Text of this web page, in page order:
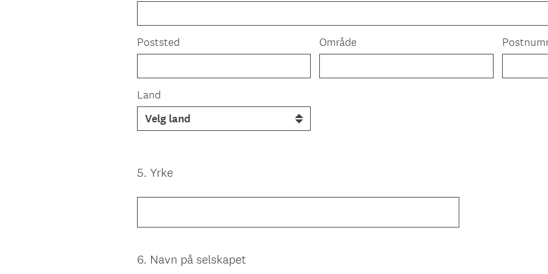
Poststed Område
Land
Question
5. Yrke
Question
6. Navn på selskapet